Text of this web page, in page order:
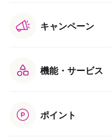
キャンペーン
機能・サービス
ポイント